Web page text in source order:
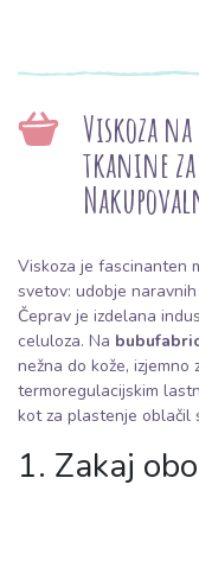
Viskoza
tkanine
Viskoza je fascinanten
svetov: udobje
Čeprav je izdelana
celuloza. Na
nežna do kože, izjemno
termoregulacijskim
kot za plastenje oblačil
1. Zakaj
Viskoza